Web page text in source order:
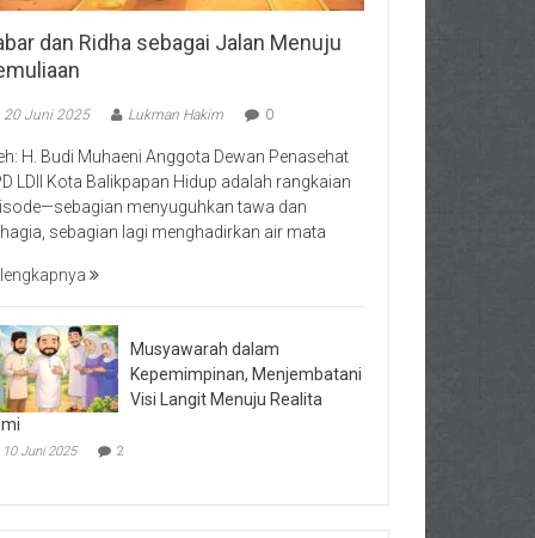
dan Ridha sebagai Jalan Menuju
20 Juni 2025 Lukman Hakim 0
H. Budi Muhaeni Anggota Dewan Penasehat
LDII Kota Balikpapan Hidup adalah rangkaian
menyuguhkan tawa dan
sebagian lagi menghadirkan air mata
Musyawarah dalam
Kepemimpinan, Menjembatani
Visi Langit Menuju Realita
10 Juni 2025 2